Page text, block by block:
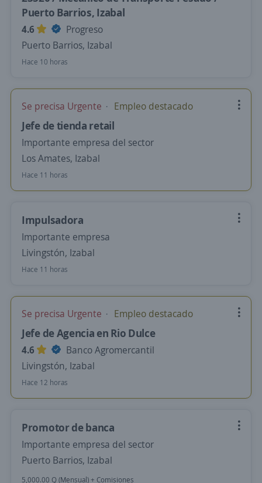
Puerto Barrios, Izabal
4.6
Progreso
Puerto Barrios, Izabal
Hace 10 horas
Se precisa Urgente Empleo destacado
Jefe de tienda retail
Importante empresa del sector
Los Amates, Izabal
Hace 11 horas
Impulsadora
Importante empresa
Livingstón, Izabal
Hace 11 horas
Se precisa Urgente Empleo destacado
Jefe de Agencia en Rio Dulce
4.6
Banco Agromercantil
Livingstón, Izabal
Hace 12 horas
Promotor de banca
Importante empresa del sector
Puerto Barrios, Izabal
5,000.00 Q (Mensual) + Comisiones